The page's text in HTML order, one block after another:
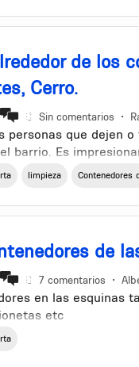
de los
Cerro.
Sin comentarios •
personas que dejen
barrio. Es
vereda y en las
limpieza Contenedores
de
7 comentarios •
en las esquinas
etc
árboles.